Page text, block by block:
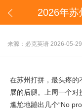
2026年苏州英语
来源：必克英语 2026-05-29
在苏州打拼，最头疼的
展的后腿。上周一个
尴尬地蹦出几个“No